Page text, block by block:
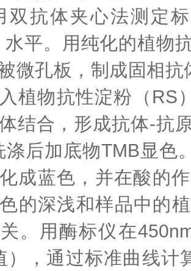
抗体夹心法测定标
水平。用纯化的植物
微孔板，制成固相
植物抗性淀粉（RS
结合，形成抗体-抗
涤后加底物TMB显色
成蓝色，并在酸的
的深浅和样品中的
。用酶标仪在
），通过标准曲线